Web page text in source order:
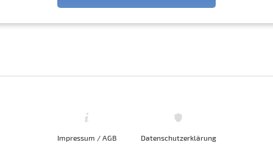
Impressum / AGB Datenschutzerklärung